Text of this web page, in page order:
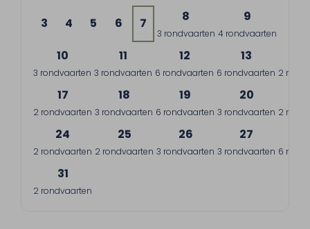
3 4 5 6 7 8
3 rondvaarten
9
4 rondvaarten
10
3 rondvaarten
11
3 rondvaarten
12
6 rondvaarten
13
6 rondvaarten 2
17
2 rondvaarten
18
3 rondvaarten
19
6 rondvaarten
20
3 rondvaarten 2
24
2 rondvaarten
25
2 rondvaarten
26
3 rondvaarten
27
3 rondvaarten 6
31
2 rondvaarten